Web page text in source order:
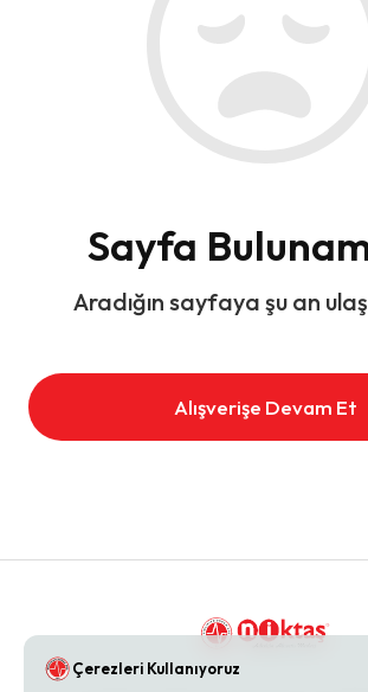
Sayfa
Aradığın sayfaya şu an
Alışverişe Devam Et
Çerezleri Kullanıyoruz